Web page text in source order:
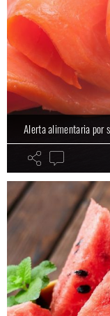
Alerta alimentaria por